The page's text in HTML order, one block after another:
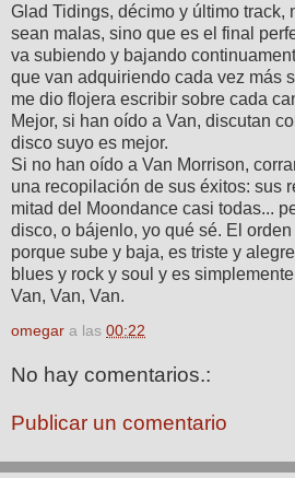
Glad Tidings, décimo y último track,
sean malas, sino que es el final
va subiendo y bajando
que van adquiriendo cada vez más
me dio flojera escribir sobre cada
Mejor, si han oído a Van, discutan
disco suyo es mejor.
Si no han oído a Van Morrison,
una recopilación de sus éxitos: sus
mitad del Moondance casi todas...
disco, o bájenlo, yo qué sé. El
porque sube y baja, es triste y
blues y rock y soul y es
Van, Van, Van.
omegar a las 00:22
No hay comentarios.:
Publicar un comentario